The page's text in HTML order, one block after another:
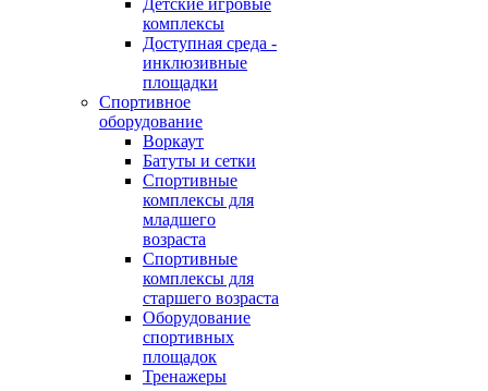
Детские игровые
комплексы
Доступная среда -
инклюзивные
площадки
Спортивное
оборудование
Воркаут
Батуты и сетки
Спортивные
комплексы для
младшего
возраста
Спортивные
комплексы для
старшего возраста
Оборудование
спортивных
площадок
Тренажеры